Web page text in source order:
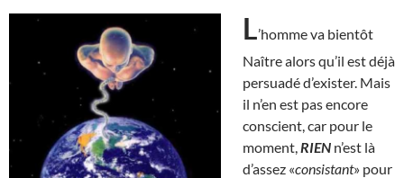
L’homme va bientôt
Naître alors qu’il est déjà
persuadé d’exister. Mais
il n’en est pas encore
conscient, car pour le
moment, RIEN n’est là
d’assez «consistant» pour